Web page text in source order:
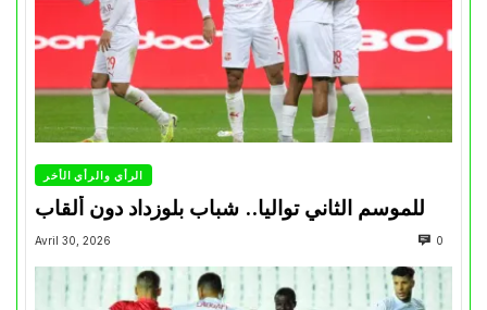
الرأي والرأي الأخر
للموسم الثاني تواليا.. شباب بلوزداد دون ألقاب
Avril 30, 2026 0